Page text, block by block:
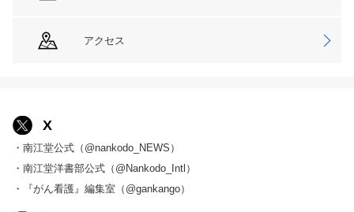
アクセス
X
・南江堂公式（@nankodo_NEWS）
・南江堂洋書部公式（@Nankodo_Intl）
・『がん看護』編集室（@gankango）